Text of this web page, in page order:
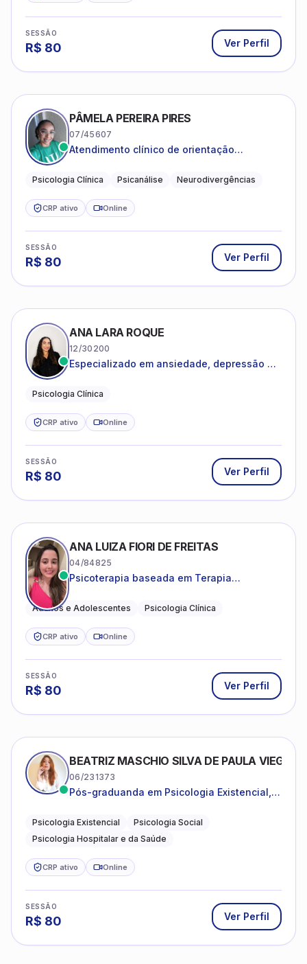
SESSÃO
R$ 80 Ver Perfil
PÂMELA PEREIRA PIRES
07/45607
Atendimento clínico de orientação
crianças neurotípicas
Psicologia Clínica Psicanálise Neurodivergências
CRP ativo Online
SESSÃO
R$ 80 Ver Perfil
ANA LARA ROQUE
12/30200
Especializado em ansiedade, depressão e
Psicologia Clínica
CRP ativo Online
SESSÃO
R$ 80 Ver Perfil
ANA LUIZA FIORI DE FREITAS
04/84825
Psicoterapia baseada em Terapia
Adultos e Adolescentes Psicologia Clínica
CRP ativo Online
SESSÃO
R$ 80 Ver Perfil
BEATRIZ MASCHIO SILVA DE PAULA VIEGAS
06/231373
Pós-graduanda em Psicologia Existencial,
da Saúde.
Psicologia Existencial
Psicologia Social
Psicologia Hospitalar e da Saúde
CRP ativo Online
SESSÃO
R$ 80 Ver Perfil